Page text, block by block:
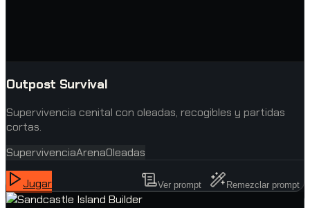
Outpost Survival
Supervivencia cenital con oleadas, recogibles y partidas
cortas.
SupervivenciaArenaOleadas
Jugar Ver prompt Remezclar prompt